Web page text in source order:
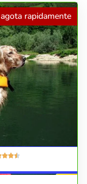
rapidamente